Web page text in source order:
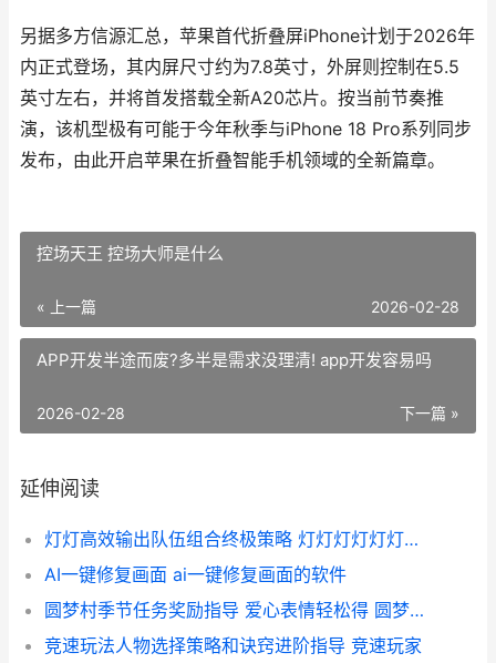
另据多方信源汇总，苹果首代折叠屏iPhone计划于2026年
内正式登场，其内屏尺寸约为7.8英寸，外屏则控制在5.5
英寸左右，并将首发搭载全新A20芯片。按当前节奏推
演，该机型极有可能于今年秋季与iPhone 18 Pro系列同步
发布，由此开启苹果在折叠智能手机领域的全新篇章。
控场天王 控场大师是什么
« 上一篇 2026-02-28
APP开发半途而废?多半是需求没理清! app开发容易吗
下一篇 »
2026-02-28
延伸阅读
灯灯高效输出队伍组合终极策略 灯灯灯灯灯灯灯灯等于几
AI一键修复画面 ai一键修复画面的软件
圆梦村季节任务奖励指导 爱心表情轻松得 圆梦村第三个任务什么时候开
竞速玩法人物选择策略和诀窍进阶指导 竞速玩家